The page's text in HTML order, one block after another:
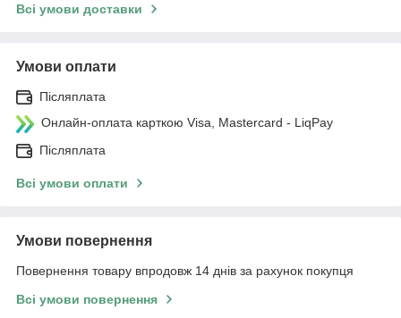
Всі умови доставки
Умови оплати
Післяплата
Онлайн-оплата карткою Visa, Mastercard - LiqPay
Післяплата
Всі умови оплати
Умови повернення
Повернення товару впродовж 14 днів за рахунок покупця
Всі умови повернення